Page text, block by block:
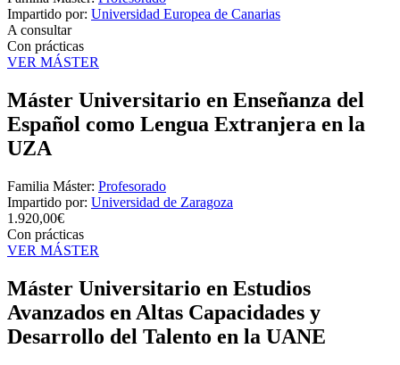
Impartido por: Universidad Europea de Canarias
A consultar
Con prácticas
VER MÁSTER
Máster Universitario en Enseñanza del
Español como Lengua Extranjera en la
UZA
Familia Máster: Profesorado
Impartido por: Universidad de Zaragoza
1.920,00€
Con prácticas
VER MÁSTER
Máster Universitario en Estudios
Avanzados en Altas Capacidades y
Desarrollo del Talento en la UANE